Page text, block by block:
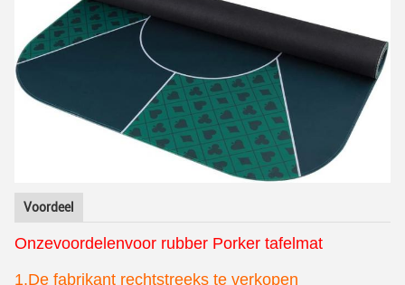
Voordeel
Onzevoordelenvoor rubber Porker tafelmat
1.De fabrikant rechtstreeks te verkopen